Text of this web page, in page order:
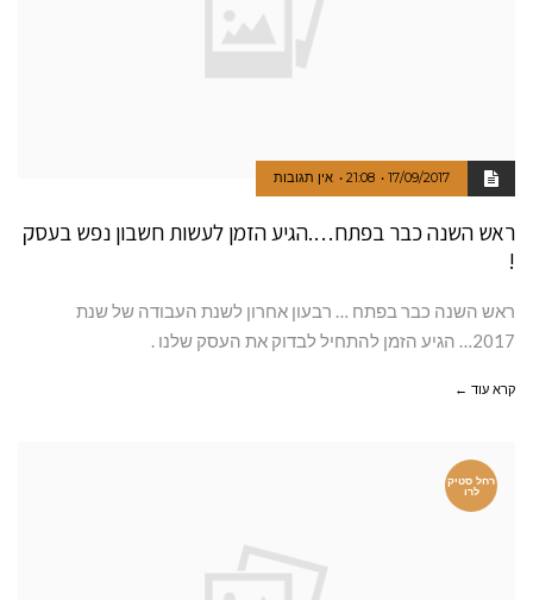
17/09/2017
21:08 אין תגובות
ראש השנה כבר בפתח….הגיע הזמן לעשות חשבון נפש בעסק
!
ראש השנה כבר בפתח … רבעון אחרון לשנת העבודה של שנת
2017… הגיע הזמן להתחיל לבדוק את העסק שלנו .
קרא עוד ←
רחל סטיק
לרו